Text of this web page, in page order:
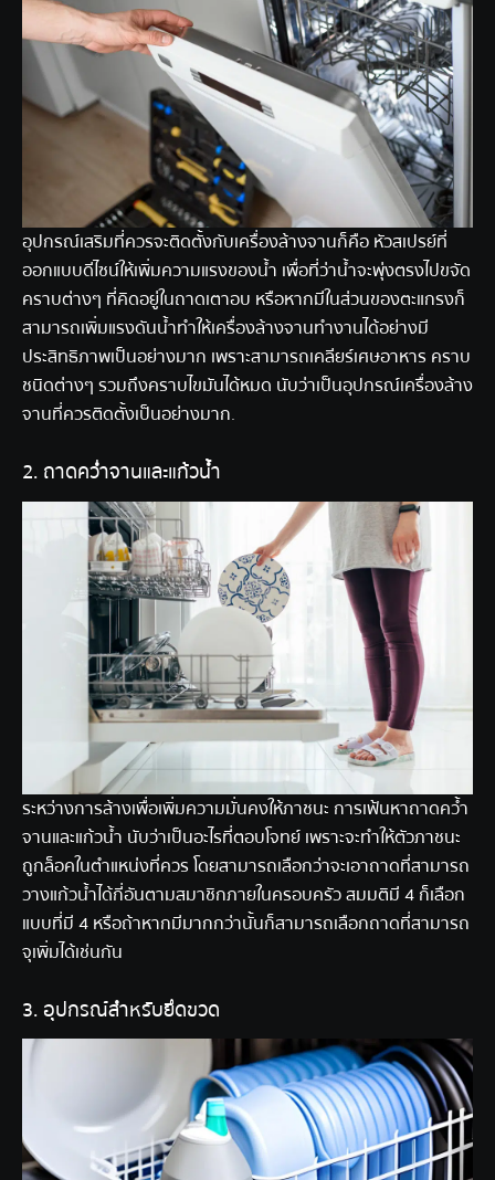
อุปกรณ์เสริมที่ควรจะติดตั้งกับเครื่องล้างจานก็คือ หัวสเปรย์ที่
ออกแบบดีไซน์ให้เพิ่มความแรงของน้ำ เพื่อที่ว่าน้ำจะพุ่งตรงไปขจัด
คราบต่างๆ ที่คิดอยู่ในถาดเตาอบ หรือหากมีในส่วนของตะแกรงก็
สามารถเพิ่มแรงดันน้ำทำให้เครื่องล้างจานทำงานได้อย่างมี
ประสิทธิภาพเป็นอย่างมาก เพราะสามารถเคลียร์เศษอาหาร คราบ
ชนิดต่างๆ รวมถึงคราบไขมันได้หมด นับว่าเป็นอุปกรณ์เครื่องล้าง
จานที่ควรติดตั้งเป็นอย่างมาก.
2. ถาดคว่ำจานและแก้วน้ำ
ระหว่างการล้างเพื่อเพิ่มความมั่นคงให้ภาชนะ การเฟ้นหาถาดคว้ำ
จานและแก้วน้ำ นับว่าเป็นอะไรที่ตอบโจทย์ เพราะจะทำให้ตัวภาชนะ
ถูกล็อคในตำแหน่งที่ควร โดยสามารถเลือกว่าจะเอาถาดที่สามารถ
วางแก้วน้ำได้กี่อันตามสมาชิกภายในครอบครัว สมมติมี 4 ก็เลือก
แบบที่มี 4 หรือถ้าหากมีมากกว่านั้นก็สามารถเลือกถาดที่สามารถ
จุเพิ่มได้เช่นกัน
3. อุปกรณ์สำหรับยึดขวด